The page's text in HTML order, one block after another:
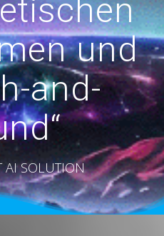
und
and-
AI SOLUTION